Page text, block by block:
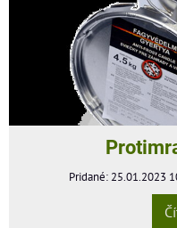
Pridané: 25.01.2023